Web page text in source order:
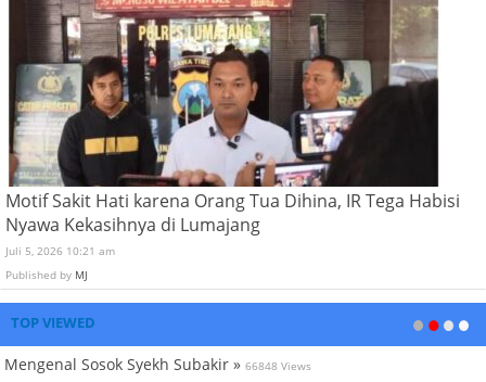
Motif Sakit Hati karena Orang Tua Dihina, IR Tega Habisi
Nyawa Kekasihnya di Lumajang
Juli 5, 2026 10:21 am
Published by MJ
TOP VIEWED
Mengenal Sosok Syekh Subakir » 66848 Views